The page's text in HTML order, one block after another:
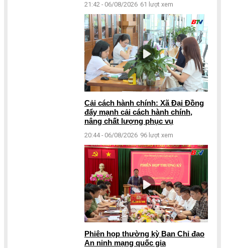
21:42 - 06/08/2026 61 lượt xem
Cải cách hành chính: Xã Đại Đồng
đẩy mạnh cải cách hành chính,
nâng chất lượng phục vụ
20:44 - 06/08/2026 96 lượt xem
Phiên họp thường kỳ Ban Chỉ đạo
An ninh mạng quốc gia